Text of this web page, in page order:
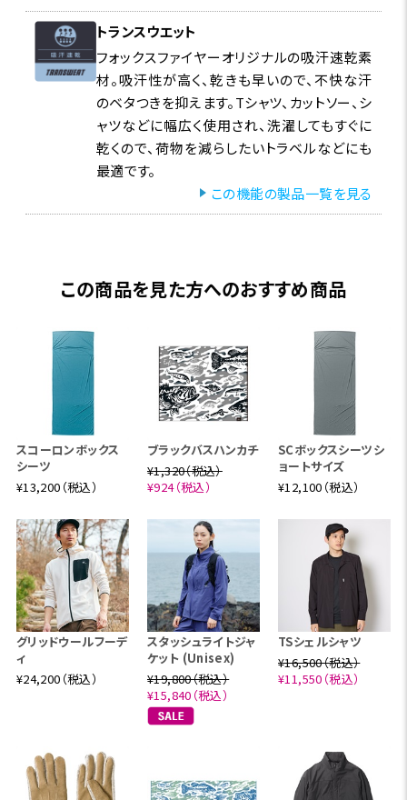
トランスウエット
フォックスファイヤーオリジナルの吸汗速乾素
材。吸汗性が高く、乾きも早いので、不快な汗
のベタつきを抑えます。Tシャツ、カットソー、シ
ャツなどに幅広く使用され、洗濯してもすぐに
乾くので、荷物を減らしたいトラベルなどにも
最適です。
この機能の製品一覧を見る
この商品を見た方へのおすすめ商品
スコーロンボックス
シーツ
¥13,200（税込）
ブラックバスハンカチ
¥1,320（税込）
¥924（税込）
SCボックスシーツシ
ョートサイズ
¥12,100（税込）
グリッドウールフーデ
ィ
¥24,200（税込）
スタッシュライトジャ
ケット (Unisex)
¥19,800（税込）
¥15,840（税込）
TSシェルシャツ
¥16,500（税込）
¥11,550（税込）